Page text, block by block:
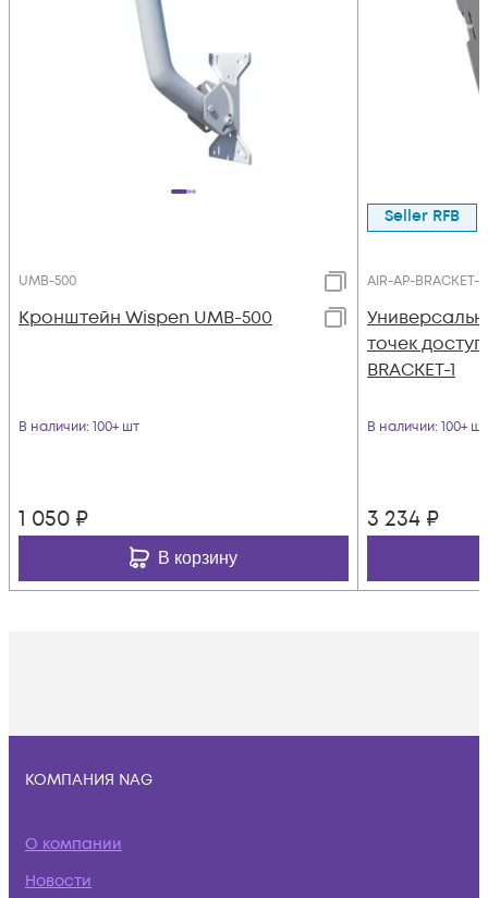
UMB-500
Кронштейн Wispen UMB-500
В наличии: 100+ шт
1 050 ₽
В корзину
Seller RFB
AIR-AP-BRACKET-1
точек
BRACKET-1
В наличии: 100+ шт
3 234 ₽
КОМПАНИЯ NAG
О компании
Новости